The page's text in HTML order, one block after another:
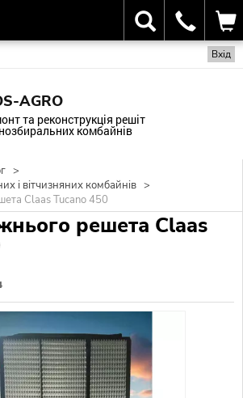
Вхід
AGRO
та реконструкція решіт
комбайнів
>
і вітчизняних комбайнів >
Claas Tucano 450
решета Claas